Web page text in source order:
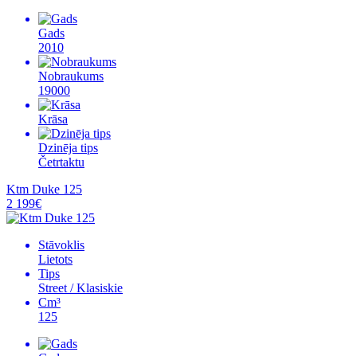
Gads
2010
Nobraukums
19000
Krāsa
Dzinēja tips
Četrtaktu
Ktm Duke 125
2 199€
Stāvoklis
Lietots
Tips
Street / Klasiskie
Cm³
125